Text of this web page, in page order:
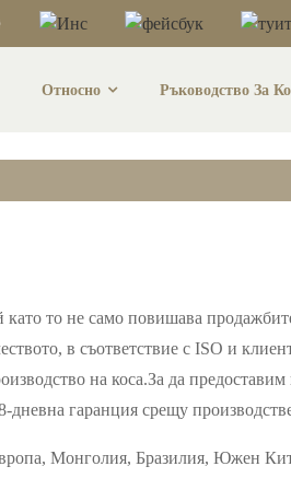
Относно Ръководство За
В
като то не само повишава
в съответствие с ISO и
на коса.За да
дневна гаранция срещу
Монголия, Бразилия, Южен